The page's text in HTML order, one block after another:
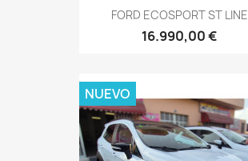
FORD ECOSPORT ST LINE
16.990,00 €
NUEVO